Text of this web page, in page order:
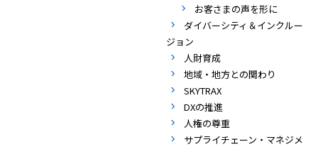
お客さまの声を形に
ダイバーシティ＆インクルー
ジョン
人財育成
地域・地方との関わり
SKYTRAX
DXの推進
人権の尊重
サプライチェーン・マネジメ